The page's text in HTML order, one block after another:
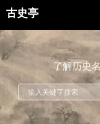
古史亭
了解历史